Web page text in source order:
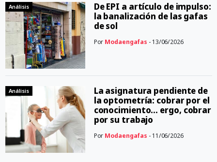
Análisis
De EPI a artículo de impulso:
la banalización de las gafas
de sol
Por Modaengafas - 13/06/2026
Análisis
La asignatura pendiente de
la optometría: cobrar por el
conocimiento… ergo, cobrar
por su trabajo
Por Modaengafas - 11/06/2026